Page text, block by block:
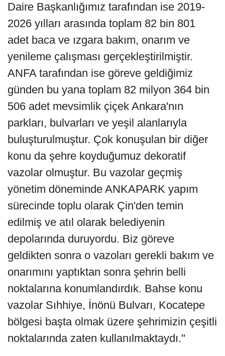
Daire Başkanlığımız tarafından ise 2019-
2026 yılları arasında toplam 82 bin 801
adet baca ve ızgara bakım, onarım ve
yenileme çalışması gerçekleştirilmiştir.
ANFA tarafından ise göreve geldiğimiz
günden bu yana toplam 82 milyon 364 bin
506 adet mevsimlik çiçek Ankara'nın
parkları, bulvarları ve yeşil alanlarıyla
buluşturulmuştur. Çok konuşulan bir diğer
konu da şehre koyduğumuz dekoratif
vazolar olmuştur. Bu vazolar geçmiş
yönetim döneminde ANKAPARK yapım
sürecinde toplu olarak Çin'den temin
edilmiş ve atıl olarak belediyenin
depolarında duruyordu. Biz göreve
geldikten sonra o vazoları gerekli bakım ve
onarımını yaptıktan sonra şehrin belli
noktalarına konumlandırdık. Bahse konu
vazolar Sıhhiye, İnönü Bulvarı, Kocatepe
bölgesi başta olmak üzere şehrimizin çeşitli
noktalarında zaten kullanılmaktaydı."